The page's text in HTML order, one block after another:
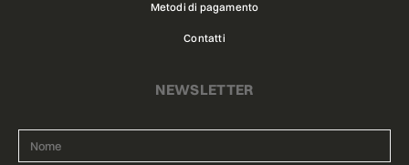
Metodi di pagamento
Contatti
NEWSLETTER